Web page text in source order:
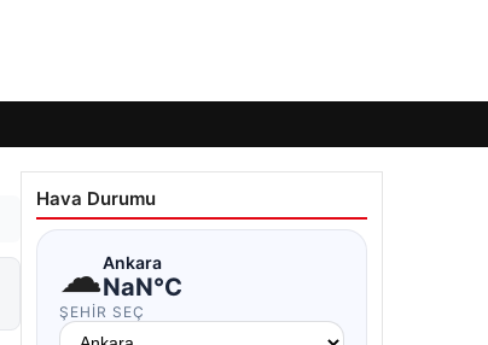
Hava Durumu
☁Ankara
NaN°C
ŞEHIR SEÇ